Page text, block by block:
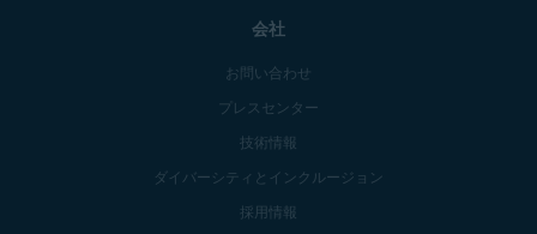
会社
お問い合わせ
プレスセンター
技術情報
ダイバーシティとインクルージョン
採用情報